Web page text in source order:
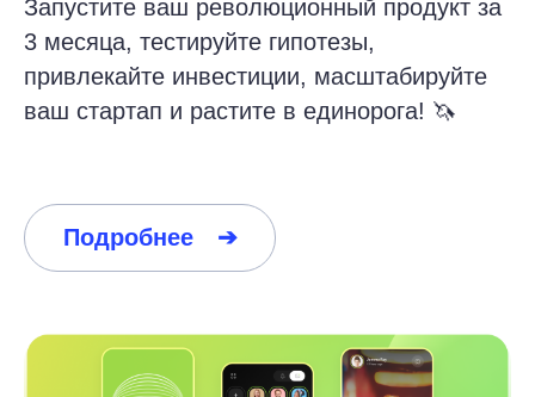
Мобильный фоторедактор для
технологического стартапа
Fixed Price — базовая
Кроме индивидуальных ценовых
предложений, мы предлагаем три
базовых пакета с выгодной